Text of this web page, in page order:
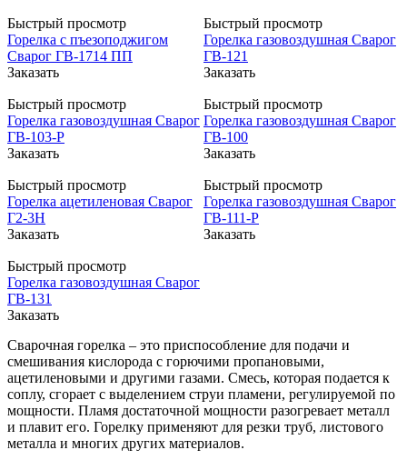
Быстрый просмотр
Горелка с пъезоподжигом
Сварог ГВ-1714 ПП
Заказать
Быстрый просмотр
Горелка газовоздушная Сварог
ГВ-121
Заказать
Быстрый просмотр
Горелка газовоздушная Сварог
ГВ-103-Р
Заказать
Быстрый просмотр
Горелка газовоздушная Сварог
ГВ-100
Заказать
Быстрый просмотр
Горелка ацетиленовая Сварог
Г2-3Н
Заказать
Быстрый просмотр
Горелка газовоздушная Сварог
ГВ-111-Р
Заказать
Быстрый просмотр
Горелка газовоздушная Сварог
ГВ-131
Заказать
Сварочная горелка – это приспособление для подачи и
смешивания кислорода с горючими пропановыми,
ацетиленовыми и другими газами. Смесь, которая подается к
соплу, сгорает с выделением струи пламени, регулируемой по
мощности. Пламя достаточной мощности разогревает металл
и плавит его. Горелку применяют для резки труб, листового
металла и многих других материалов.